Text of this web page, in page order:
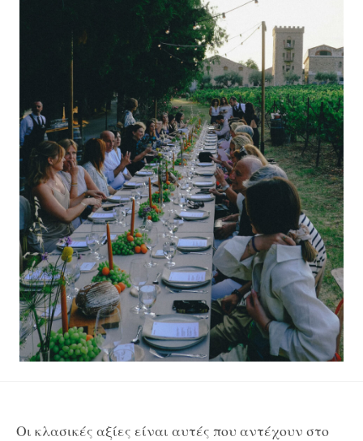
Οι κλασικές αξίες είναι αυτές που αντέχουν στο